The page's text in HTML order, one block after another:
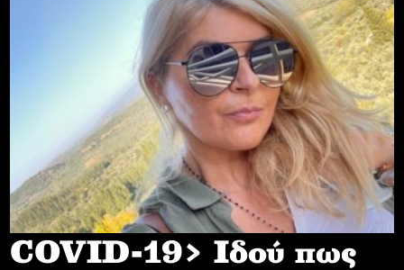
COVID-19> Iδού πως